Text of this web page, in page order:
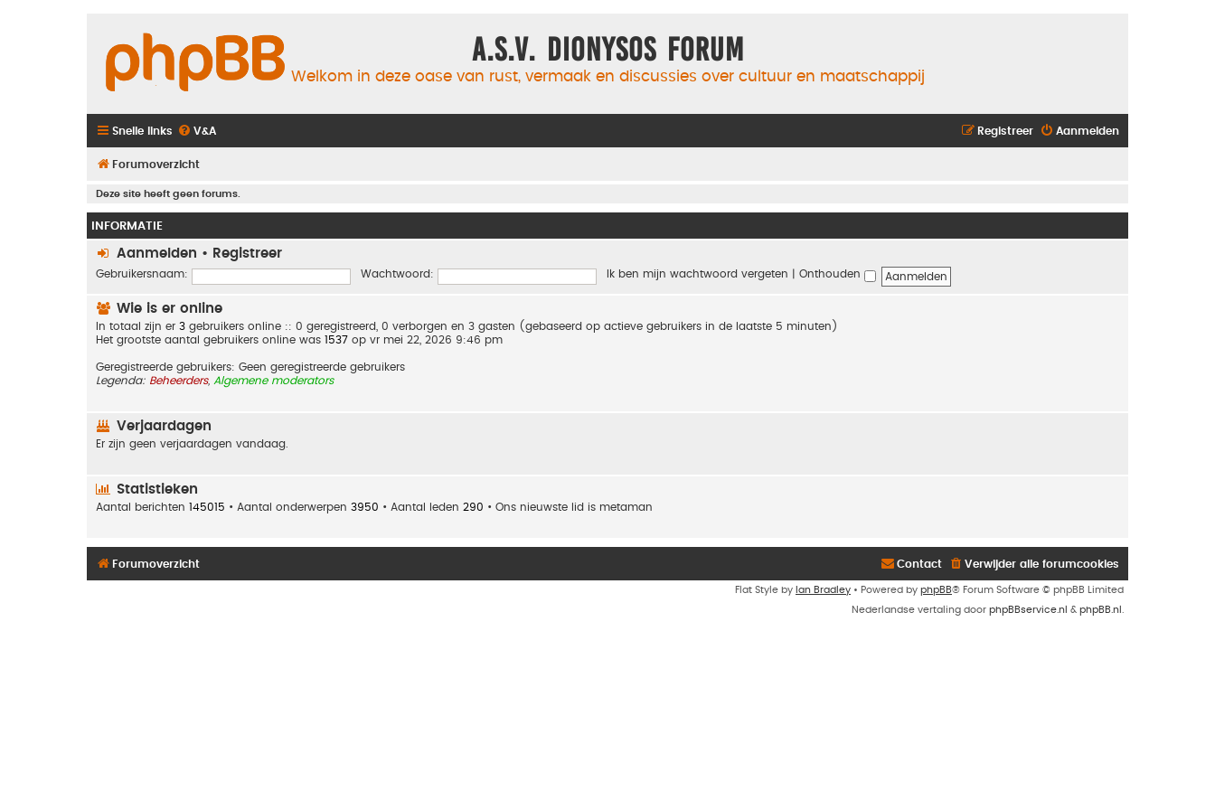
A.S.V. Dionysos Forum
Welkom in deze oase van rust, vermaak en discussies over cultuur en maatschappij
Snelle links V&A Aanmelden
Registreer
Forumoverzicht
Deze site heeft geen forums.
INFORMATIE
Aanmelden • Registreer
Gebruikersnaam: Wachtwoord: Ik ben mijn wachtwoord vergeten Onthouden
Wie is er online
In totaal zijn er 3 gebruikers online :: 0 geregistreerd, 0 verborgen en 3 gasten (gebaseerd op actieve gebruikers in de laatste 5 minuten)
Het grootste aantal gebruikers online was 1537 op vr mei 22, 2026 9:46 pm
Geregistreerde gebruikers: Geen geregistreerde gebruikers
Legenda: Beheerders, Algemene moderators
Verjaardagen
Er zijn geen verjaardagen vandaag.
Statistieken
Aantal berichten 145015 • Aantal onderwerpen 3950 • Aantal leden 290 • Ons nieuwste lid is metaman
Forumoverzicht Verwijder alle forumcookies
Contact
Flat Style by Ian Bradley • Powered by phpBB® Forum Software © phpBB Limited
Nederlandse vertaling door phpBBservice.nl & phpBB.nl